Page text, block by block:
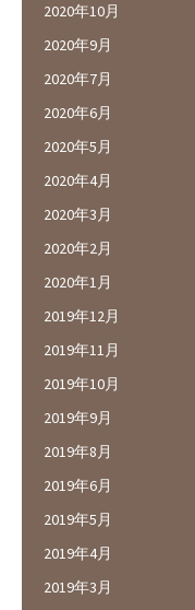
2020年10月
2020年9月
2020年7月
2020年6月
2020年5月
2020年4月
2020年3月
2020年2月
2020年1月
2019年12月
2019年11月
2019年10月
2019年9月
2019年8月
2019年6月
2019年5月
2019年4月
2019年3月